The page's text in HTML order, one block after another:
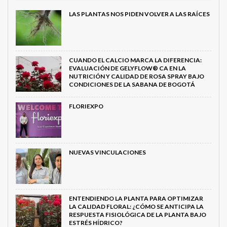
LAS PLANTAS NOS PIDEN VOLVER A LAS RAÍCES
CUANDO EL CALCIO MARCA LA DIFERENCIA:
EVALUACIÓN DE GELYFLOW® CA EN LA
NUTRICIÓN Y CALIDAD DE ROSA SPRAY BAJO
CONDICIONES DE LA SABANA DE BOGOTÁ
FLORIEXPO
NUEVAS VINCULACIONES
ENTENDIENDO LA PLANTA PARA OPTIMIZAR
LA CALIDAD FLORAL: ¿CÓMO SE ANTICIPA LA
RESPUESTA FISIOLÓGICA DE LA PLANTA BAJO
ESTRÉS HÍDRICO?